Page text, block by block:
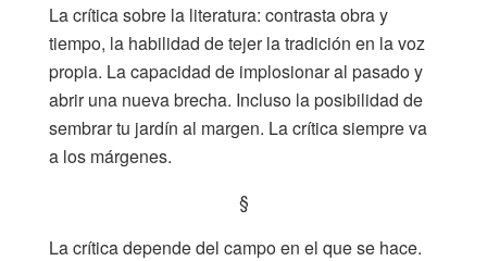
La crítica sobre la literatura: contrasta obra y
tiempo, la habilidad de tejer la tradición en la voz
propia. La capacidad de implosionar al pasado y
abrir una nueva brecha. Incluso la posibilidad de
sembrar tu jardín al margen. La crítica siempre va
a los márgenes.
§
La crítica depende del campo en el que se hace.